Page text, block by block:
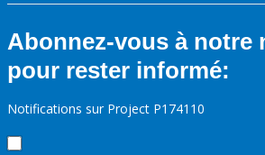
Abonnez-vous à notre
pour rester informé:
Notifications sur Project P174110